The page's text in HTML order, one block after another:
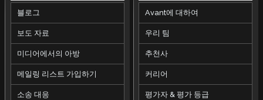
블로그
보도 자료
미디어에서의 아방
메일링 리스트 가입하기
소송 대응
Avant에 대하여
우리 팀
추천사
커리어
평가자 & 평가 등급